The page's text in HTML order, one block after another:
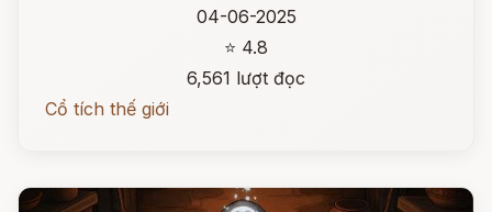
04-06-2025
⭐ 4.8
6,561 lượt đọc
Cổ tích thế giới